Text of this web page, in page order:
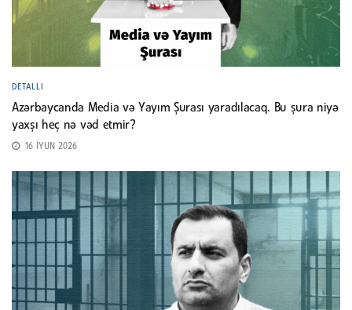
DETALLI
Azərbaycanda Media və Yayım Şurası yaradılacaq. Bu şura niyə
yaxşı heç nə vəd etmir?
16 İYUN 2026